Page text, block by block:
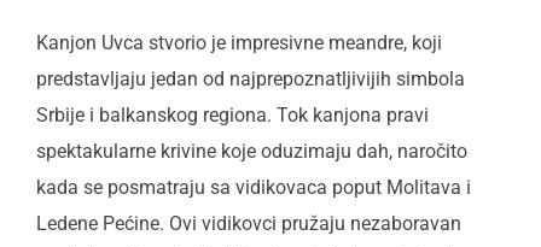
Kanjon Uvca stvorio je impresivne meandre, koji
predstavljaju jedan od najprepoznatljivijih simbola
Srbije i balkanskog regiona. Tok kanjona pravi
spektakularne krivine koje oduzimaju dah, naročito
kada se posmatraju sa vidikovaca poput Molitava i
Ledene Pećine. Ovi vidikovci pružaju nezaboravan